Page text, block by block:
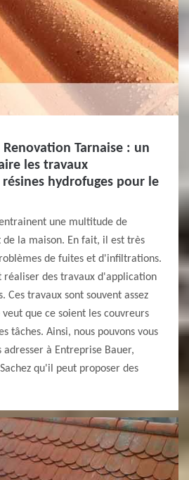
Tarnaise : un
les travaux
hydrofuges pour le
une multitude de
la maison. En fait, il est très
de fuites et d'infiltrations.
réaliser des travaux d'application
Ces travaux sont souvent assez
que ce soient les couvreurs
tâches. Ainsi, nous pouvons vous
à Entreprise Bauer,
qu'il peut proposer des